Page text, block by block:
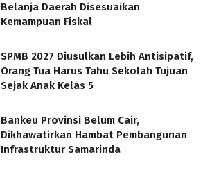
Belanja Daerah Disesuaikan
Kemampuan Fiskal
SPMB 2027 Diusulkan Lebih Antisipatif,
Orang Tua Harus Tahu Sekolah Tujuan
Sejak Anak Kelas 5
Bankeu Provinsi Belum Cair,
Dikhawatirkan Hambat Pembangunan
Infrastruktur Samarinda